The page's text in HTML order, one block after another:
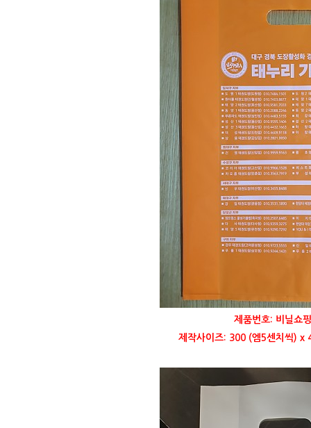
제품번호: 비닐쇼
제작사이즈: 300 (엠5센치씩) x